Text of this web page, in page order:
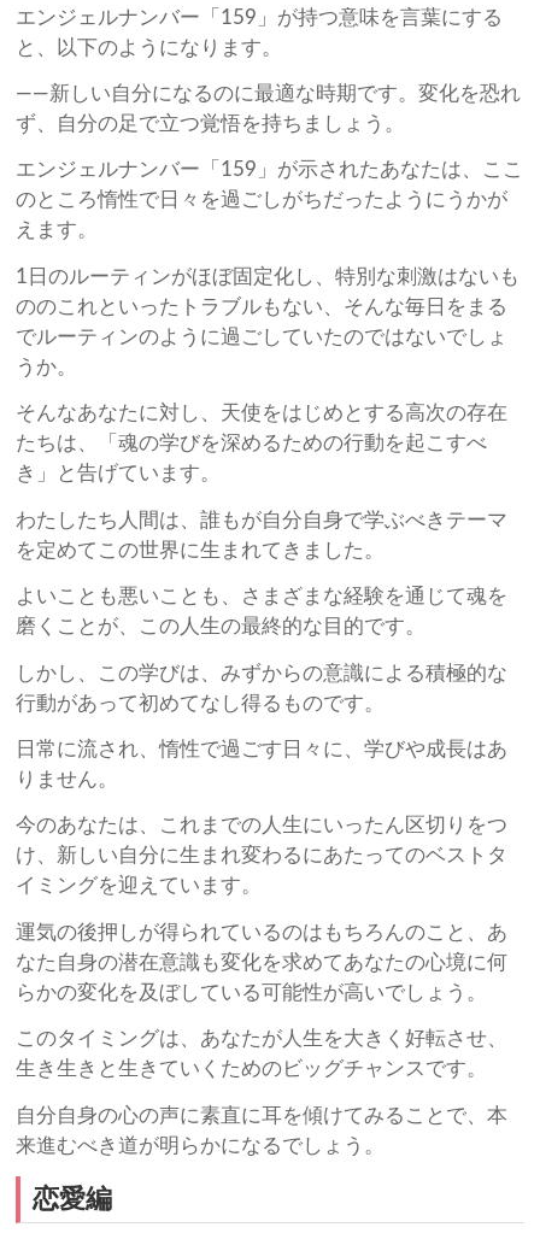
エンジェルナンバー「159」が持つ意味を言葉にする
と、以下のようになります。
——新しい自分になるのに最適な時期です。変化を恐れ
ず、自分の足で立つ覚悟を持ちましょう。
エンジェルナンバー「159」が示されたあなたは、ここ
のところ惰性で日々を過ごしがちだったようにうかが
えます。
1日のルーティンがほぼ固定化し、特別な刺激はないも
ののこれといったトラブルもない、そんな毎日をまる
でルーティンのように過ごしていたのではないでしょ
うか。
そんなあなたに対し、天使をはじめとする高次の存在
たちは、「魂の学びを深めるための行動を起こすべ
き」と告げています。
わたしたち人間は、誰もが自分自身で学ぶべきテーマ
を定めてこの世界に生まれてきました。
よいことも悪いことも、さまざまな経験を通じて魂を
磨くことが、この人生の最終的な目的です。
しかし、この学びは、みずからの意識による積極的な
行動があって初めてなし得るものです。
日常に流され、惰性で過ごす日々に、学びや成長はあ
りません。
今のあなたは、これまでの人生にいったん区切りをつ
け、新しい自分に生まれ変わるにあたってのベストタ
イミングを迎えています。
運気の後押しが得られているのはもちろんのこと、あ
なた自身の潜在意識も変化を求めてあなたの心境に何
らかの変化を及ぼしている可能性が高いでしょう。
このタイミングは、あなたが人生を大きく好転させ、
生き生きと生きていくためのビッグチャンスです。
自分自身の心の声に素直に耳を傾けてみることで、本
来進むべき道が明らかになるでしょう。
恋愛編